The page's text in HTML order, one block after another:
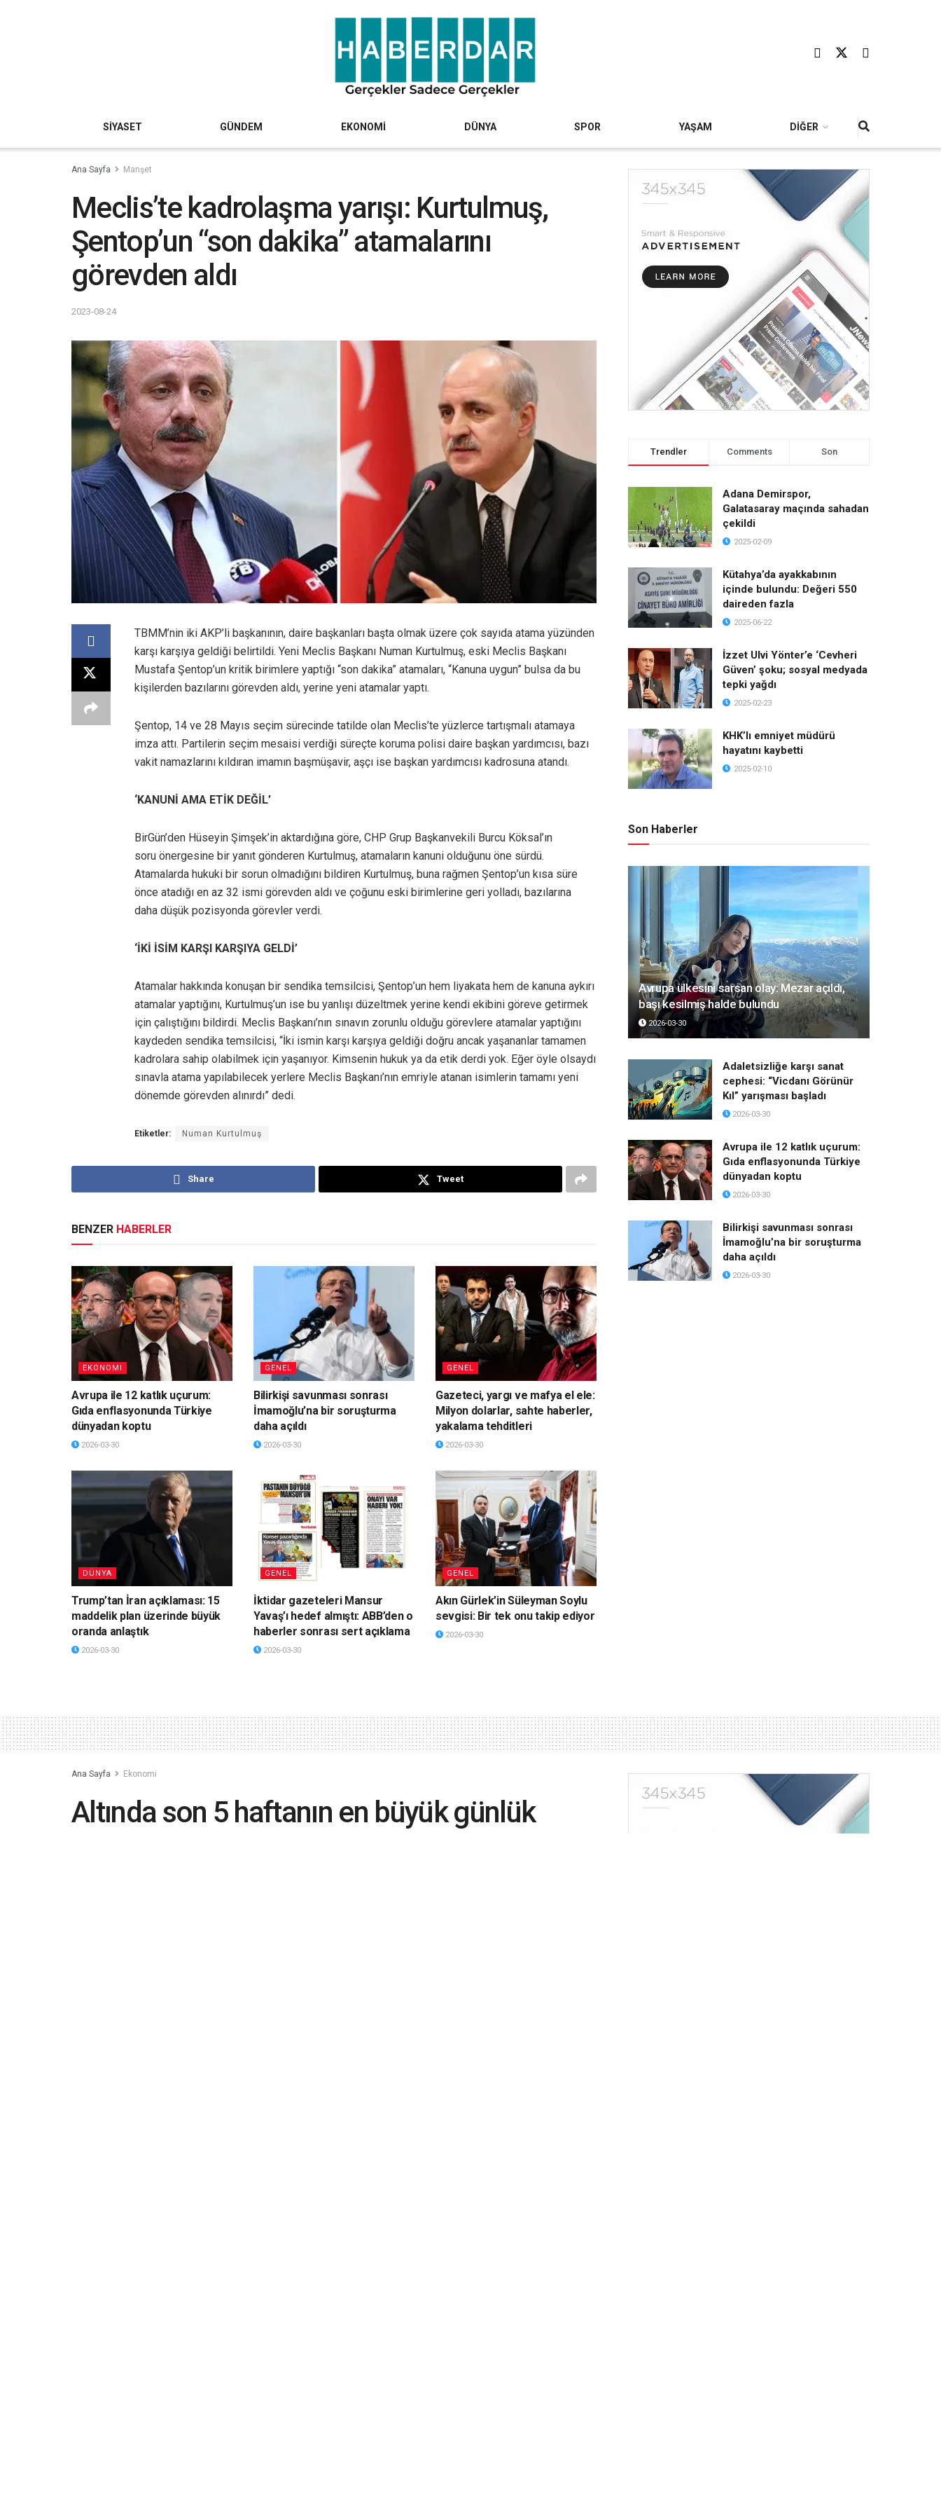
SİYASET GÜNDEM EKONOMİ DÜNYA SPOR YAŞAM DİĞER
Ana Sayfa Manşet
Meclis’te kadrolaşma yarışı: Kurtulmuş,
Şentop’un “son dakika” atamalarını
görevden aldı
2023-08-24
TBMM’nin iki AKP’li başkanının, daire başkanları başta olmak üzere çok sayıda atama yüzünden
karşı karşıya geldiği belirtildi. Yeni Meclis Başkanı Numan Kurtulmuş, eski Meclis Başkanı
Mustafa Şentop’un kritik birimlere yaptığı “son dakika” atamaları, “Kanuna uygun” bulsa da bu
kişilerden bazılarını görevden aldı, yerine yeni atamalar yaptı.
Şentop, 14 ve 28 Mayıs seçim sürecinde tatilde olan Meclis’te yüzlerce tartışmalı atamaya
imza attı. Partilerin seçim mesaisi verdiği süreçte koruma polisi daire başkan yardımcısı, bazı
vakit namazlarını kıldıran imamın başmüşavir, aşçı ise başkan yardımcısı kadrosuna atandı.
‘KANUNİ AMA ETİK DEĞİL’
BirGün’den Hüseyin Şimşek’in aktardığına göre, CHP Grup Başkanvekili Burcu Köksal’ın
soru önergesine bir yanıt gönderen Kurtulmuş, atamaların kanuni olduğunu öne sürdü.
Atamalarda hukuki bir sorun olmadığını bildiren Kurtulmuş, buna rağmen Şentop’un kısa süre
önce atadığı en az 32 ismi görevden aldı ve çoğunu eski birimlerine geri yolladı, bazılarına
daha düşük pozisyonda görevler verdi.
‘İKİ İSİM KARŞI KARŞIYA GELDİ’
Atamalar hakkında konuşan bir sendika temsilcisi, Şentop’un hem liyakata hem de kanuna aykırı
atamalar yaptığını, Kurtulmuş’un ise bu yanlışı düzeltmek yerine kendi ekibini göreve getirmek
için çalıştığını bildirdi. Meclis Başkanı’nın sınavın zorunlu olduğu görevlere atamalar yaptığını
kaydeden sendika temsilcisi, “İki ismin karşı karşıya geldiği doğru ancak yaşananlar tamamen
kadrolara sahip olabilmek için yaşanıyor. Kimsenin hukuk ya da etik derdi yok. Eğer öyle olsaydı
sınavla atama yapılabilecek yerlere Meclis Başkanı’nın emriyle atanan isimlerin tamamı yeni
dönemde görevden alınırdı” dedi.
Etiketler: Numan Kurtulmuş
Share Tweet
BENZER HABERLER
EKONOMI
Avrupa ile 12 katlık uçurum:
Gıda enflasyonunda Türkiye
dünyadan koptu
2026-03-30
GENEL
Bilirkişi savunması sonrası
İmamoğlu’na bir soruşturma
daha açıldı
2026-03-30
GENEL
Gazeteci, yargı ve mafya el ele:
Milyon dolarlar, sahte haberler,
yakalama tehditleri
2026-03-30
DÜNYA
Trump’tan İran açıklaması: 15
maddelik plan üzerinde büyük
oranda anlaştık
2026-03-30
GENEL
İktidar gazeteleri Mansur
Yavaş’ı hedef almıştı: ABB’den o
haberler sonrası sert açıklama
2026-03-30
GENEL
Akın Gürlek’in Süleyman Soylu
sevgisi: Bir tek onu takip ediyor
2026-03-30
Trendler Comments Son
Adana Demirspor,
Galatasaray maçında sahadan
çekildi
2025-02-09
Kütahya’da ayakkabının
içinde bulundu: Değeri 550
daireden fazla
2025-06-22
İzzet Ulvi Yönter’e ‘Cevheri
Güven’ şoku; sosyal medyada
tepki yağdı
2025-02-23
KHK’lı emniyet müdürü
hayatını kaybetti
2025-02-10
Son Haberler
Avrupa ülkesini sarsan olay: Mezar açıldı,
başı kesilmiş halde bulundu
2026-03-30
Adaletsizliğe karşı sanat
cephesi: “Vicdanı Görünür
Kıl” yarışması başladı
2026-03-30
Avrupa ile 12 katlık uçurum:
Gıda enflasyonunda Türkiye
dünyadan koptu
2026-03-30
Bilirkişi savunması sonrası
İmamoğlu’na bir soruşturma
daha açıldı
2026-03-30
Ana Sayfa Ekonomi
Altında son 5 haftanın en büyük günlük